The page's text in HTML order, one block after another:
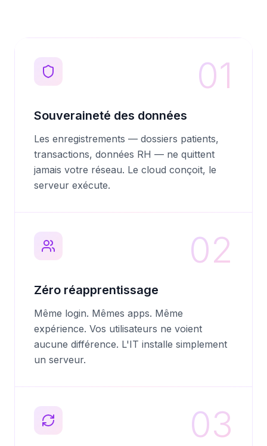
01
Souveraineté des données
Les enregistrements — dossiers patients,
transactions, données RH — ne quittent
jamais votre réseau. Le cloud conçoit, le
serveur exécute.
02
Zéro réapprentissage
Même login. Mêmes apps. Même
expérience. Vos utilisateurs ne voient
aucune différence. L'IT installe simplement
un serveur.
03